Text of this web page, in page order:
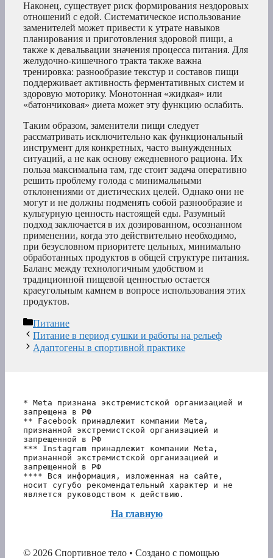
Наконец, существует риск формирования нездоровых
отношений с едой. Систематическое использование
заменителей может привести к утрате навыков
планирования и приготовления здоровой пищи, а
также к девальвации значения процесса питания. Для
желудочно-кишечного тракта также важна
тренировка: разнообразие текстур и составов пищи
поддерживает активность ферментативных систем и
здоровую моторику. Монотонная «жидкая» или
«батончиковая» диета может эту функцию ослабить.
Таким образом, заменители пищи следует
рассматривать исключительно как функциональный
инструмент для конкретных, часто вынужденных
ситуаций, а не как основу ежедневного рациона. Их
польза максимальна там, где стоит задача оперативно
решить проблему голода с минимальными
отклонениями от диетических целей. Однако они не
могут и не должны подменять собой разнообразие и
культурную ценность настоящей еды. Разумный
подход заключается в их дозированном, осознанном
применении, когда это действительно необходимо,
при безусловном приоритете цельных, минимально
обработанных продуктов в общей структуре питания.
Баланс между технологичным удобством и
традиционной пищевой ценностью остается
краеугольным камнем в вопросе использования этих
продуктов.
Рубрики
Питание
Питание в период сушки и работы на рельеф
Адаптогены в спортивной практике
* Meta признана экстремистской организацией и
запрещена в РФ
** Facebook принадлежит компании Meta,
признанной экстремистской организацией и
запрещенной в РФ
*** Instagram принадлежит компании Meta,
признанной экстремистской организацией и
запрещенной в РФ
**** Вся информация, изложенная на сайте,
носит сугубо рекомендательный характер и не
является руководством к действию.
На главную
© 2026 Спортивное тело • Создано с помощью